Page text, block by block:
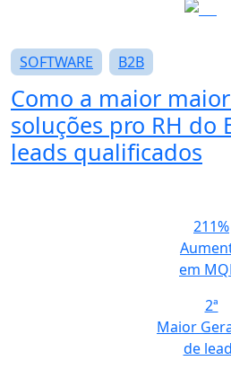
SOFTWARE B2B
Como a maior
soluções pro RH do
leads qualificados
211%
em
2ª
Maior
de